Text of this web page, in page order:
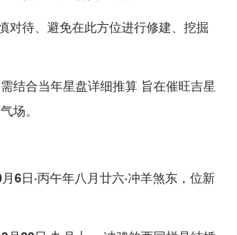
对待、避免在此方位进行修建、挖掘
结合当年星盘详细推算 旨在催旺吉星
场。
6日·丙午年八月廿六·冲羊煞东 ，位新